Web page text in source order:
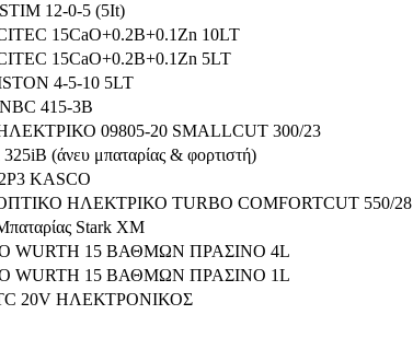
12-0-5 (5It)
15CaO+0.2B+0.1Zn 10LT
15CaO+0.2B+0.1Zn 5LT
4-5-10 5LT
415-3Β
09805-20 SMALLCUT 300/23
(άνευ μπαταρίας & φορτιστή)
KASCO
ΗΛΕΚΤΡΙΚΟ TURBO COMFORTCUT 550/28
Stark XM
WURTH 15 ΒΑΘΜΩΝ ΠΡΑΣΙΝΟ 4L
WURTH 15 ΒΑΘΜΩΝ ΠΡΑΣΙΝΟ 1L
20V ΗΛΕΚΤΡΟΝΙΚΟΣ